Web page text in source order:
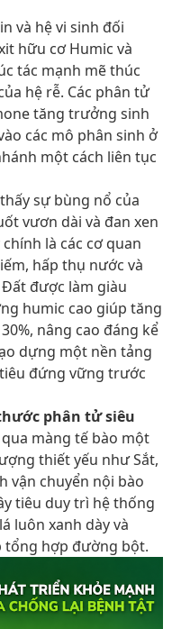
và hệ vi sinh đối
hữu cơ Humic và
tác mạnh mẽ thúc
hệ rễ. Các phân tử
tăng trưởng sinh
các mô phân sinh ở
một cách liên tục
sự bùng nổ của
vươn dài và đan xen
là các cơ quan
hấp thụ nước và
được làm giàu
humic cao giúp tăng
nâng cao đáng kể
dựng một nền tảng
đứng vững trước
phân tử siêu
màng tế bào một
thiết yếu như Sắt,
vận chuyển nội bào
tiêu duy trì hệ thống
luôn xanh dày và
tổng hợp đường bột.